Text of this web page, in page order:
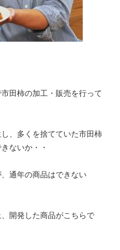
田柿の加工・販売を行って
、多くを捨てていた市田柿
ないか・・
通年の商品はできない
開発した商品がこちらで